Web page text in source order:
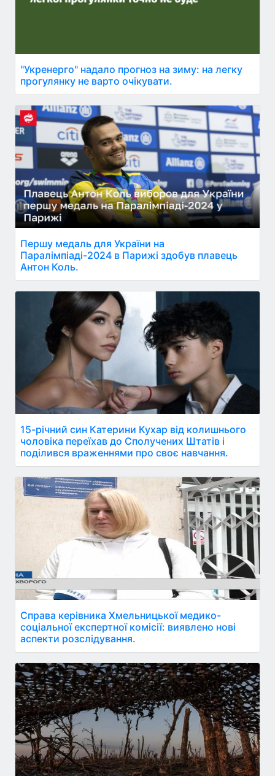
"Укренерго" надало прогноз на зиму: на легку
прогулянку не варто очікувати.
Першу медаль для України на
Паралімпіаді-2024 в Парижі здобув плавець
Антон Коль.
15-річний син Катерини Кухар від колишнього
чоловіка переїхав до Сполучених Штатів і
поділився враженнями про своє навчання.
Справа керівника Хмельницької медико-
соціальної експертної комісії: виявлено нові
аспекти розслідування.